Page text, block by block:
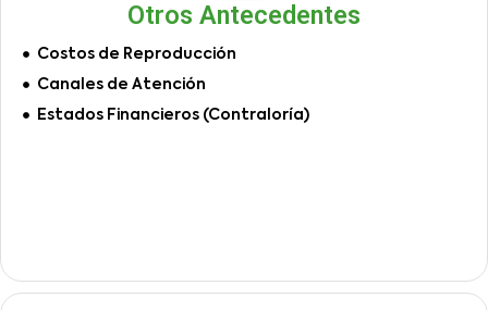
Otros Antecedentes
Costos de Reproducción
Canales de Atención
Estados Financieros (Contraloría)